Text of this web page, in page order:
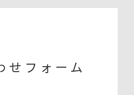
せフォーム